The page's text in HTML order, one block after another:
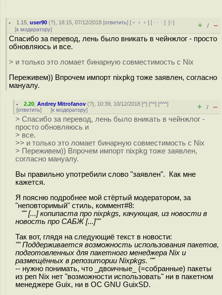
1.15 ,user90 (?), 18:15, 07/12/2018 [ответить] [ ﹢﹢﹢] [ · · ·][↑]
[к модератору] + / –
Спасибо за перевод, лень было вникать в чейнжлог - просто
обновляюсь и все.
> и только это ломает бинарную совместимость с Nix
Переживем)) Впрочем импорт nixpkg тоже заявлен, согласно
мануалу.
2.20 ,Andrey Mitrofanov (?), 10:39, 10/12/2018 [^] [^^] [^^^]
[ответить] [к модератору] + / –
> Спасибо за перевод, лень было вникать в чейнжлог -
просто обновляюсь и
> все.
>> и только это ломает бинарную совместимость с Nix
> Переживем)) Впрочем импорт nixpkg тоже заявлен,
согласно мануалу.
Вы правильно употребили слово "заявлен". Как мне
кажется.
Я поясню подробнее мой стёртый модератором, за
"неповторимый" стиль, коммент#8:
"" [...] копипаста про nixpkgs, качующая, из новости в
новость про САБЖ [...]""
Так вот, глядя на следующиё текст в новости:
"" Поддерживается возможность использования пакетов,
подготовленных для пакетного менеджера Nix и
размещённых в репозитории Nixpkgs. ""
-- нужно понимать, что _двоичные_ (=собранные) пакеты
из реп Nix нет "возможности использовать" ни в пакетном
менеджере Guix, ни в ОС GNU GuixSD.